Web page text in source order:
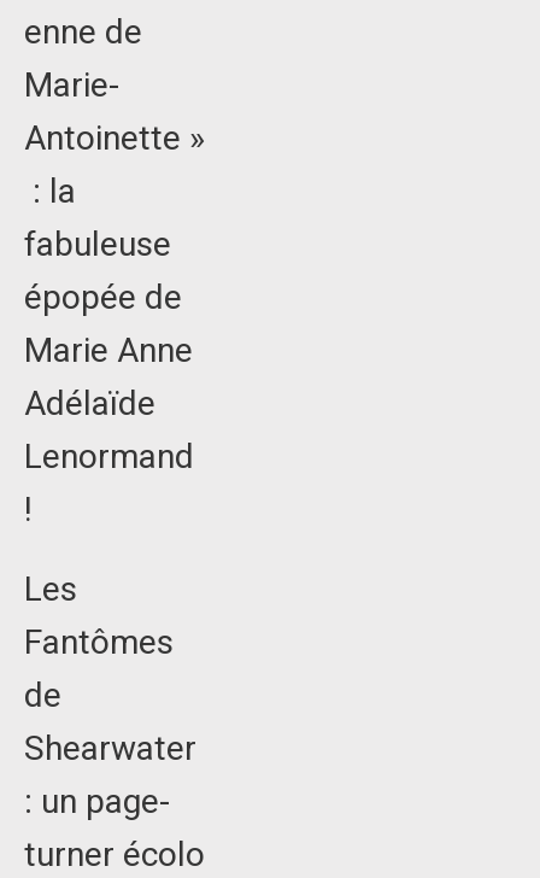
enne de
Marie-
Antoinette »
: la
fabuleuse
épopée de
Marie Anne
Adélaïde
Lenormand
!
Les
Fantômes
de
Shearwater
: un page-
turner écolo